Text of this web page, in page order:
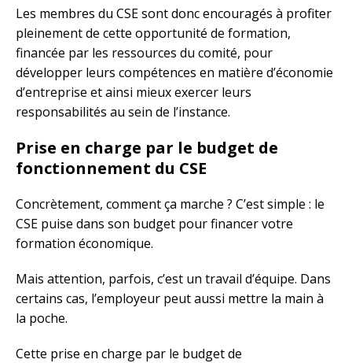
Les membres du CSE sont donc encouragés à profiter
pleinement de cette opportunité de formation,
financée par les ressources du comité, pour
développer leurs compétences en matière d’économie
d’entreprise et ainsi mieux exercer leurs
responsabilités au sein de l’instance.
Prise en charge par le budget de
fonctionnement du CSE
Concrètement, comment ça marche ? C’est simple : le
CSE puise dans son budget pour financer votre
formation économique.
Mais attention, parfois, c’est un travail d’équipe. Dans
certains cas, l’employeur peut aussi mettre la main à
la poche.
Cette prise en charge par le budget de